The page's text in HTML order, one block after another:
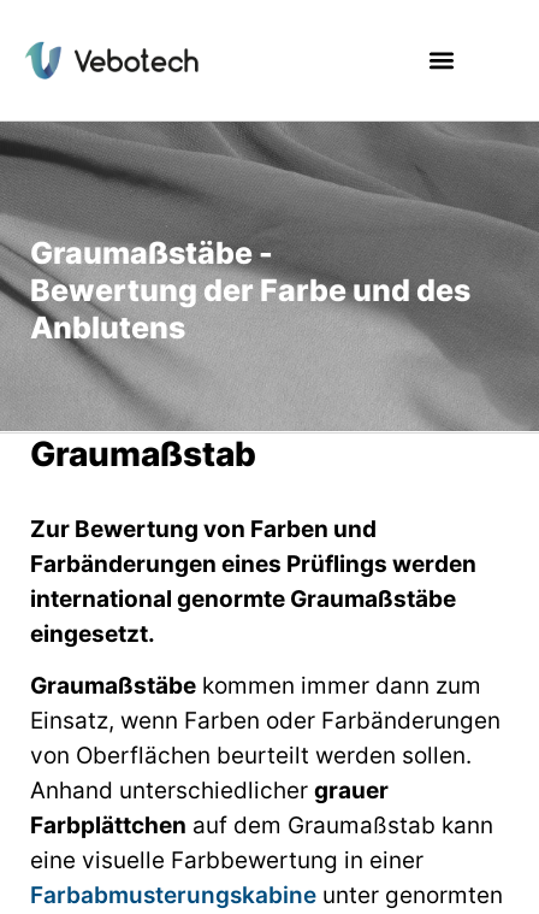
Graumaßstäbe -
Bewertung der Farbe und des
Anblutens
Graumaßstab
Zur Bewertung von Farben und
Farbänderungen eines Prüflings werden
international genormte Graumaßstäbe
eingesetzt.
Graumaßstäbe kommen immer dann zum
Einsatz, wenn Farben oder Farbänderungen
von Oberflächen beurteilt werden sollen.
Anhand unterschiedlicher grauer
Farbplättchen auf dem Graumaßstab kann
eine visuelle Farbbewertung in einer
Farbabmusterungskabine unter genormten